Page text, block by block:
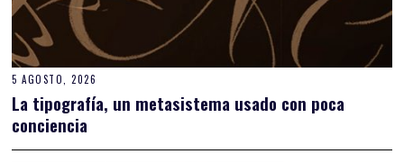
5 AGOSTO, 2026
La tipografía, un metasistema usado con poca
conciencia